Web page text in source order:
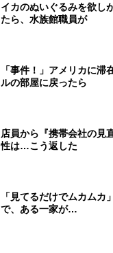
イカのぬいぐるみを欲し
たら、水族館職員が
「事件！」アメリカに滞
ルの部屋に戻ったら
店員から『携帯会社の見
性は…こう返した
「見てるだけでムカム
で、ある一家が…